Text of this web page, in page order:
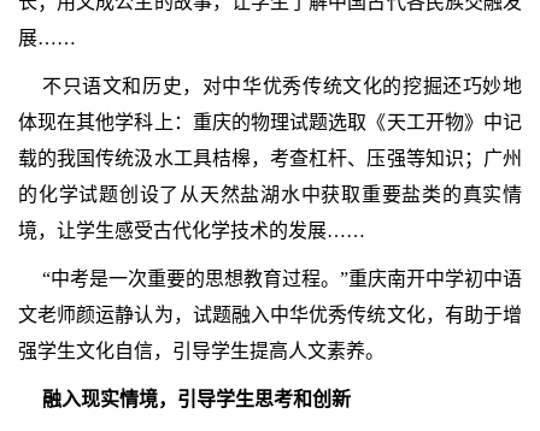
展……
不只语文和历史，对中华优秀传统文化的挖掘还巧妙地
体现在其他学科上：重庆的物理试题选取《天工开物》中记
载的我国传统汲水工具桔槔，考查杠杆、压强等知识；广州
的化学试题创设了从天然盐湖水中获取重要盐类的真实情
境，让学生感受古代化学技术的发展……
“中考是一次重要的思想教育过程。”重庆南开中学初中语
文老师颜运静认为，试题融入中华优秀传统文化，有助于增
强学生文化自信，引导学生提高人文素养。
融入现实情境，引导学生思考和创新